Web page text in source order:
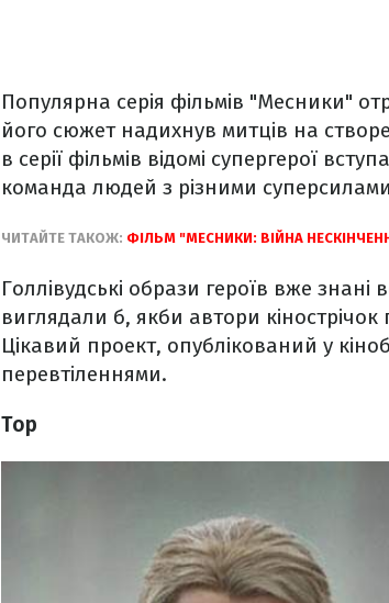
Популярна серія фільмів "Месники"
його сюжет надихнув митців на
в серії фільмів відомі супергерої
команда людей з різними
ЧИТАЙТЕ ТАКОЖ: ФІЛЬМ "МЕСНИКИ: ВІЙНА
Голлівудські образи героїв вже
виглядали б, якби автори кінострічок
Цікавий проект, опублікований у
перевтіленнями.
Тор